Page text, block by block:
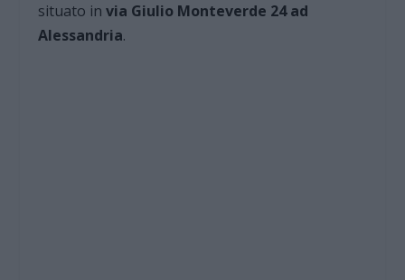
situato invia Giulio Monteverde 24 ad
Alessandria.